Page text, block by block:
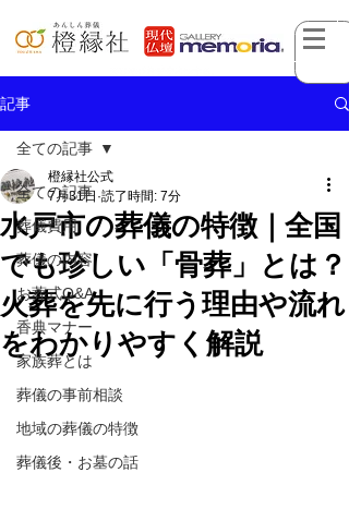
記事
全ての記事
葬儀費用
葬儀の内容
お葬式Q&A
香典マナー
家族葬とは
葬儀の事前相談
地域の葬儀の特徴
葬儀後・お墓の話
全ての記事
水戸市の葬儀の特徴｜全国
でも珍しい「骨葬」とは？
火葬を先に行う理由や流れ
をわかりやすく解説
橙縁社公式
7月31日 読了時間: 7分